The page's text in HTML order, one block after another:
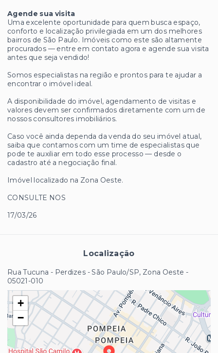
Agende sua visita
Uma excelente oportunidade para quem busca espaço,
conforto e localização privilegiada em um dos melhores
bairros de São Paulo. Imóveis como este são altamente
procurados — entre em contato agora e agende sua visita
antes que seja vendido!
Somos especialistas na região e prontos para te ajudar a
encontrar o imóvel ideal.
A disponibilidade do imóvel, agendamento de visitas e
valores devem ser confirmados diretamente com um de
nossos consultores imobiliários.
Caso você ainda dependa da venda do seu imóvel atual,
saiba que contamos com um time de especialistas que
pode te auxiliar em todo esse processo — desde o
cadastro até a negociação final.
Imóvel localizado na Zona Oeste.
CONSULTE NOS
17/03/26
Localização
Rua Tucuna - Perdizes - São Paulo/SP, Zona Oeste -
05021-010
+
−